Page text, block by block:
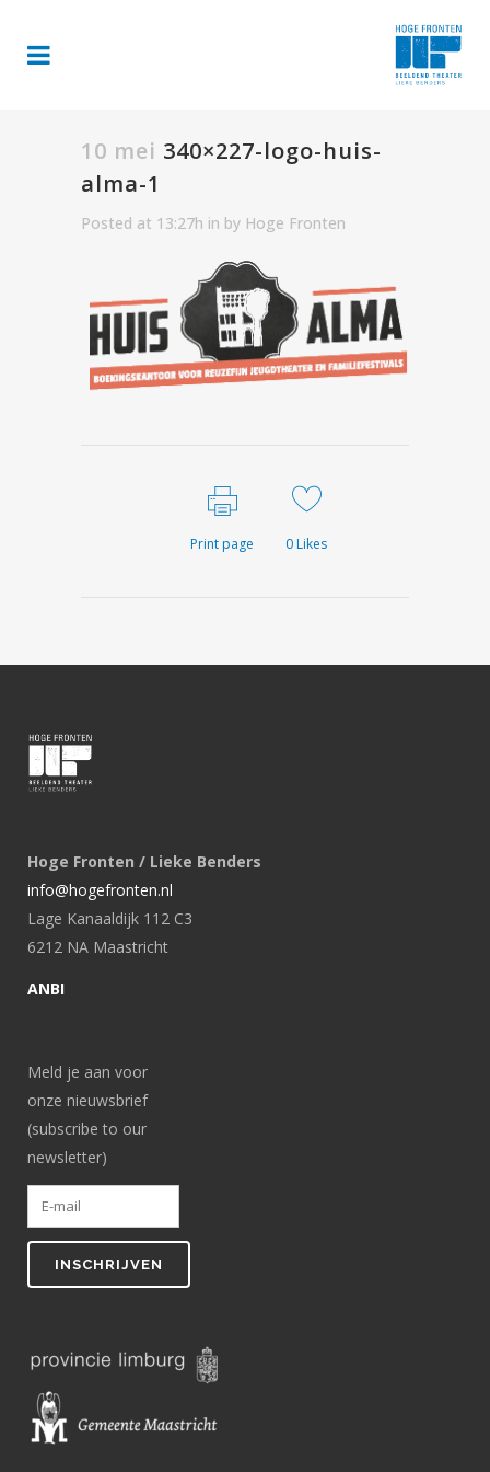
10 mei 340×227-logo-huis-
alma-1
Posted at 13:27h in by Hoge Fronten
Print page 0Likes
Hoge Fronten / Lieke Benders
info@hogefronten.nl
Lage Kanaaldijk 112 C3
6212 NA Maastricht
ANBI
Meld je aan voor
onze nieuwsbrief
(subscribe to our
newsletter)